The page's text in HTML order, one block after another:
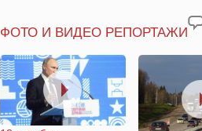
ФОТО И ВИДЕО РЕПОРТАЖИ